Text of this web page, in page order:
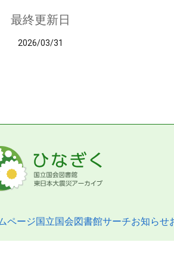
最終更新日
2026/03/31
ページ国立国会図書館サーチお知らせ